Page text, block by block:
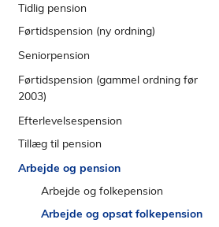
ressourceforløb
EØS-arbejdsløshedsforsikring
Alvorligt syge børn
Betingelser for folkepension
Folkepensionsalderen nu og
folkepension
(ældrecheck)
Tidlig pension
Førtidspension (ny ordning)
Betingelser for førtidspension
Tilkendelse af førtidspension
Beregning og udbetaling af
førtidspension
Frakendelse og hvilende pension
Seniorpension
Spørgsmål og svar
Førtidspension (gammel ordning før
2003)
Typer af pensionsydelser -
førtidspension
Efterlevelsespension
Tillæg til pension
Personligt tillæg
Helbredstillæg
Varmetillæg
Arbejde og pension
Arbejde og folkepension
Arbejde og opsat folkepension